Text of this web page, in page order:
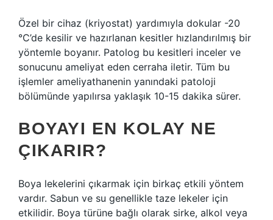
Özel bir cihaz (kriyostat) yardımıyla dokular -20
°C’de kesilir ve hazırlanan kesitler hızlandırılmış bir
yöntemle boyanır. Patolog bu kesitleri inceler ve
sonucunu ameliyat eden cerraha iletir. Tüm bu
işlemler ameliyathanenin yanındaki patoloji
bölümünde yapılırsa yaklaşık 10-15 dakika sürer.
BOYAYI EN KOLAY NE
ÇIKARIR?
Boya lekelerini çıkarmak için birkaç etkili yöntem
vardır. Sabun ve su genellikle taze lekeler için
etkilidir. Boya türüne bağlı olarak sirke, alkol veya